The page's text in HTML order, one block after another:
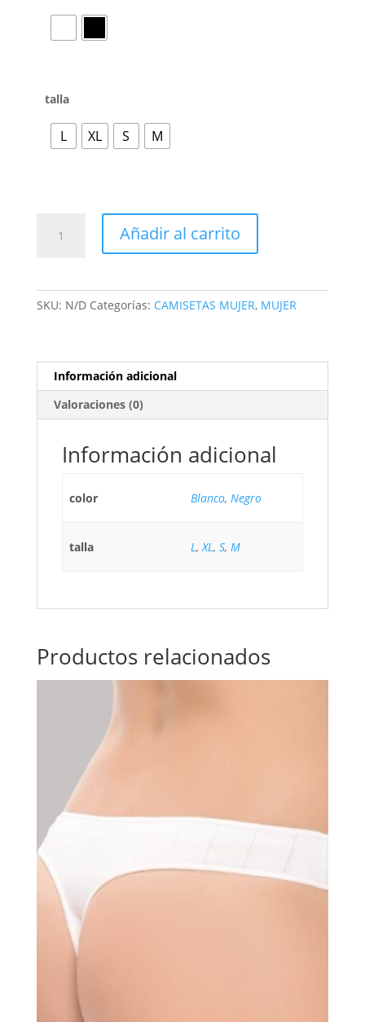
talla
L XL S M
Añadir al carrito
SKU: N/D Categorías: CAMISETAS MUJER, MUJER
Información adicional
Valoraciones (0)
Información adicional
color Blanco, Negro
talla L,XL, S, M
Productos relacionados